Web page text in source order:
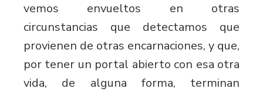
vemos envueltos en otras
circunstancias que detectamos que
provienen de otras encarnaciones, y que,
por tener un portal abierto con esa otra
vida, de alguna forma, terminan